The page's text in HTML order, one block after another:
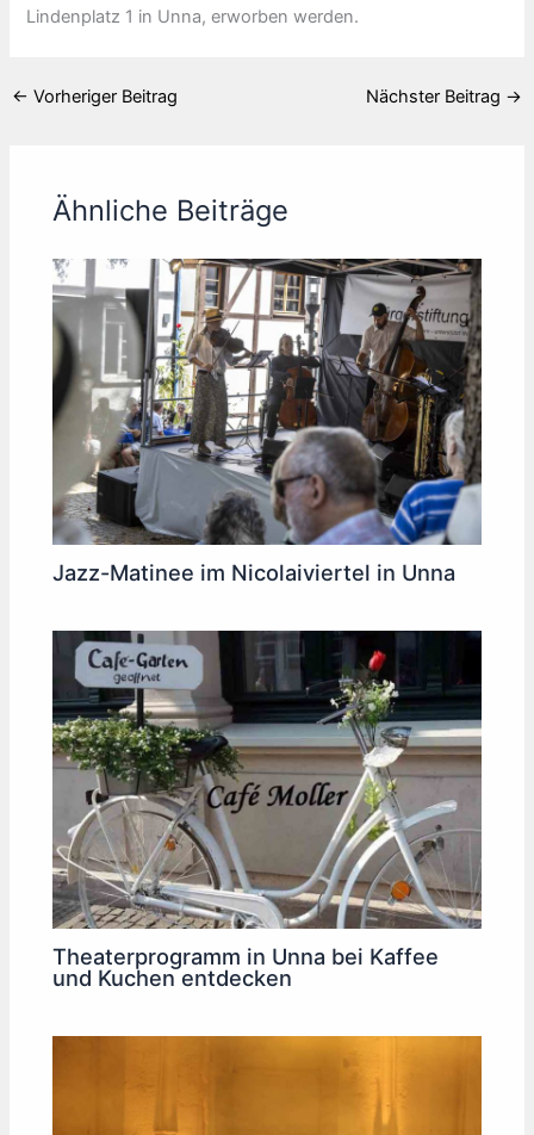
Lindenplatz 1 in Unna, erworben werden.
← Vorheriger Beitrag Nächster Beitrag →
Ähnliche Beiträge
Jazz-Matinee im Nicolaiviertel in Unna
Theaterprogramm in Unna bei Kaffee
und Kuchen entdecken